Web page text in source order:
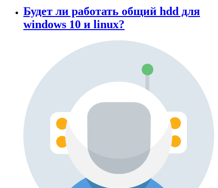
Будет ли работать общий hdd для
windows 10 и linux?